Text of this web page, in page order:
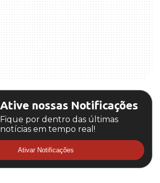
Ative nossas Notificações
Fique por dentro das últimas
notícias em tempo real!
Ativar Notificações